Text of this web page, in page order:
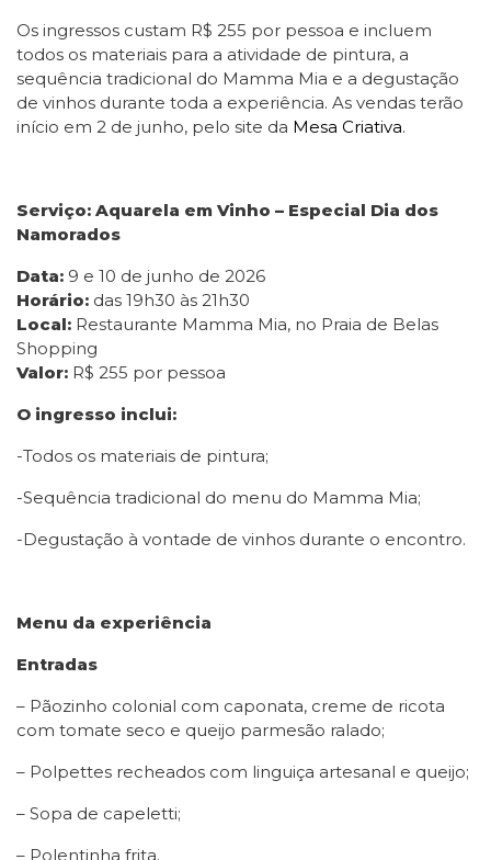
Os ingressos custam R$ 255 por pessoa e incluem
todos os materiais para a atividade de pintura, a
sequência tradicional do Mamma Mia e a degustação
de vinhos durante toda a experiência. As vendas terão
início em 2 de junho, pelo site da Mesa Criativa.
Serviço: Aquarela em Vinho – Especial Dia dos
Namorados
Data: 9 e 10 de junho de 2026
Horário: das 19h30 às 21h30
Local: Restaurante Mamma Mia, no Praia de Belas
Shopping
Valor: R$ 255 por pessoa
O ingresso inclui:
-Todos os materiais de pintura;
-Sequência tradicional do menu do Mamma Mia;
-Degustação à vontade de vinhos durante o encontro.
Menu da experiência
Entradas
– Pãozinho colonial com caponata, creme de ricota
com tomate seco e queijo parmesão ralado;
– Polpettes recheados com linguiça artesanal e queijo;
– Sopa de capeletti;
– Polentinha frita.